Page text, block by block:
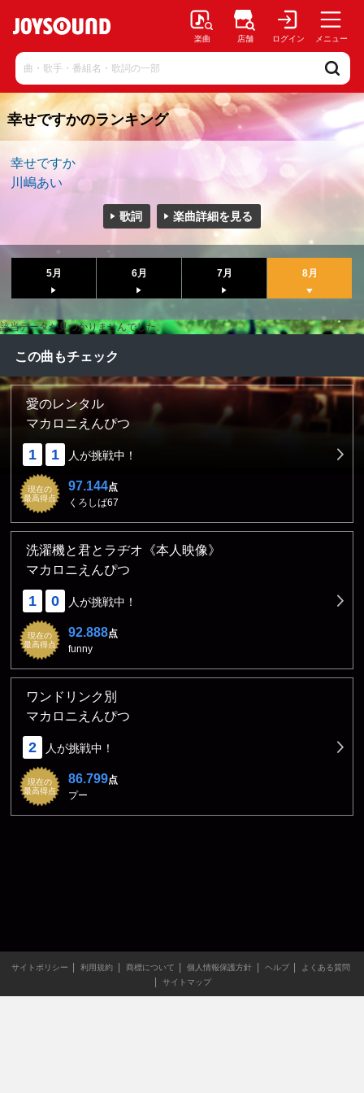
楽曲 店舗 ログイン メニュー
幸せですかのランキング
幸せですか
川嶋あい
歌詞 楽曲詳細を見る
5月 6月 7月 8月
該当データが見つかりませんでした。
この曲もチェック
愛のレンタル
マカロニえんぴつ
1 1 人が挑戦中！
現在の
最高得点
97.144点
くろしば67
洗濯機と君とラヂオ《本人映像》
マカロニえんぴつ
1 0 人が挑戦中！
現在の
最高得点
92.888点
funny
ワンドリンク別
マカロニえんぴつ
2 人が挑戦中！
現在の
最高得点
86.799点
プー
サイトポリシー 利用規約 商標について 個人情報保護方針 ヘルプ
よくある質問
サイトマップ